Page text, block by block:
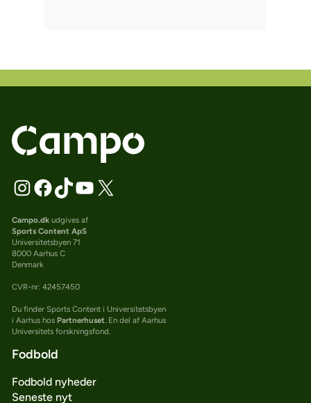
Campo.dkudgives af
Sports Content ApS
Universitetsbyen 71
8000 Aarhus C
Denmark
CVR-nr: 42457450
Du finder Sports Content i Universitetsbyen
i Aarhus hos Partnerhuset. En del af Aarhus
Universitets forskningsfond.
Fodbold
Fodbold nyheder
Seneste nyt